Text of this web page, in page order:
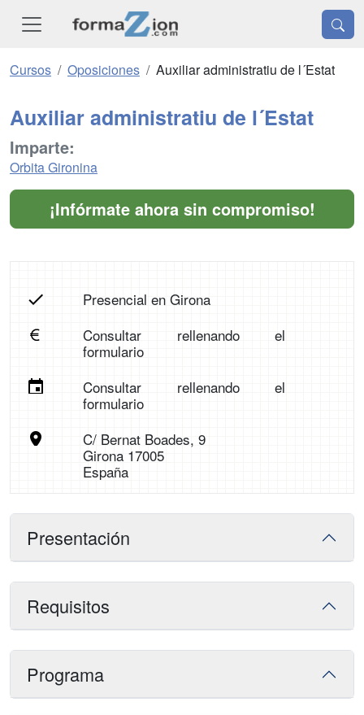
Cursos Oposiciones Auxiliar administratiu de l´Estat
Auxiliar administratiu de l´Estat
Imparte:
Orbita Gironina
¡Infórmate ahora sin compromiso!
Presencial en Girona
Consultar rellenando el
formulario
Consultar rellenando el
formulario
C/ Bernat Boades, 9
Girona 17005
España
Presentación
Requisitos
Programa